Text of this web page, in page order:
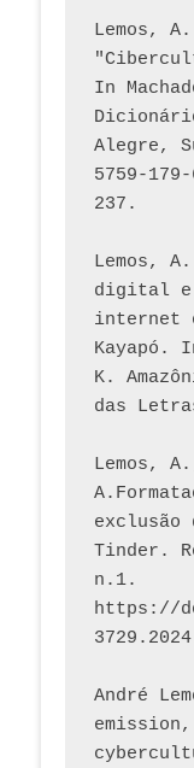
Lemos,
In
Alegre,
5759-
237.
Lemos,
digital e
internet
Kayapó.
K.
das
Lemos,
exclusão
Tinder.
n.1.
https://
André